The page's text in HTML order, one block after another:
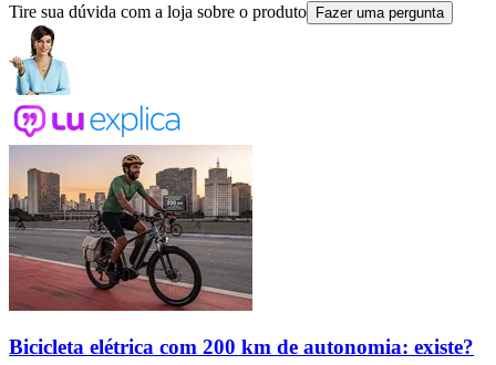
Tire sua dúvida com a loja sobre o produto Fazer uma pergunta
Bicicleta elétrica com 200 km de autonomia: existe?